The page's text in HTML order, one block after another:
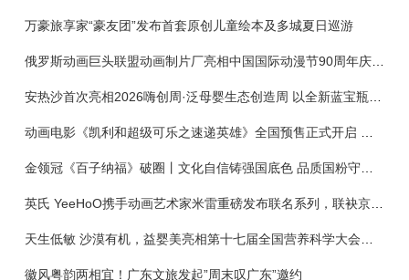
万豪旅享家“豪友团”发布首套原创儿童绘本及多城夏日巡游
俄罗斯动画巨头联盟动画制片厂亮相中国国际动漫节90周年庆开启中国之旅新篇章
金领冠《百子纳福》破圈丨文化自信铸强国底色 品质国粉守护新生
英氏 YeeHoO携手动画艺术家米雷重磅发布联名系列，联袂京东深化全渠道战略
徽风粤韵两相宜！广东文旅发起”周末叹广东”邀约